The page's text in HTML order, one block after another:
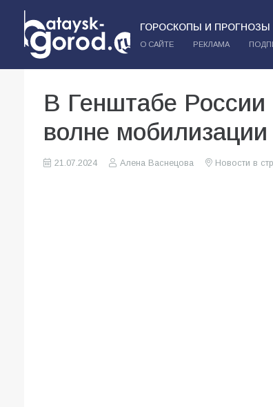
ГОРОСКОПЫ И ПРОГНОЗЫ
О САЙТЕ РЕКЛАМА
В Генштабе
волне мобилизации
21.07.2024 Алена Васнецова Новости в